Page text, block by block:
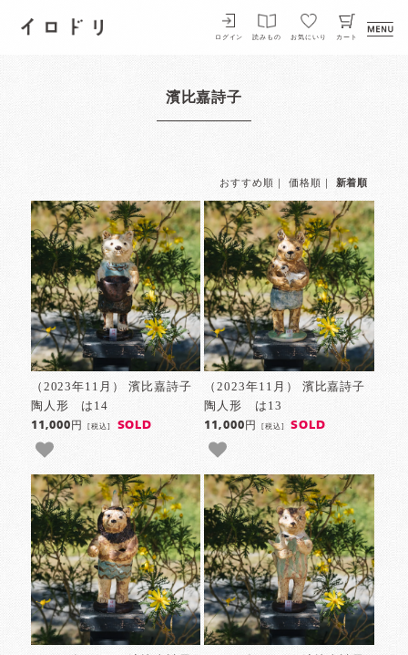
イロドリ
ログイン 読みもの お気にいり カート
濱比嘉詩子
おすすめ順 価格順 新着順
（2023年11月） 濱比嘉詩子
陶人形 は14
11,000円[税込] SOLD
（2023年11月） 濱比嘉詩子
陶人形 は13
11,000円 [税込] SOLD